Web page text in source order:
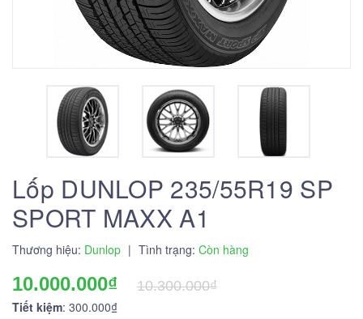
Lốp DUNLOP 235/55R19 SP
SPORT MAXX A1
Thương hiệu: Dunlop | Tình trạng: Còn hàng
10.000.000₫
10.300.000₫
Tiết kiệm: 300.000₫